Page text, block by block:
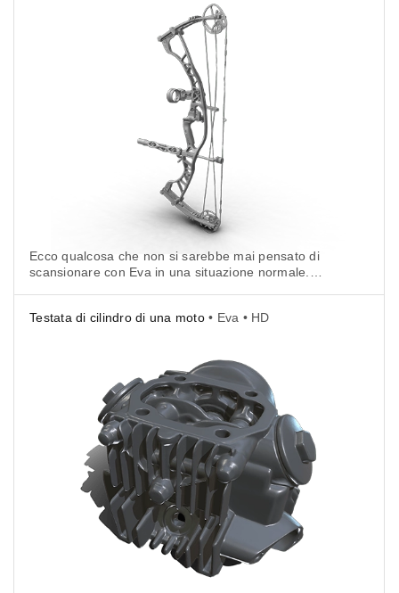
Ecco qualcosa che non si sarebbe mai pensato di
scansionare con Eva in una situazione normale.
Testata di cilindro di una moto• Eva • HD